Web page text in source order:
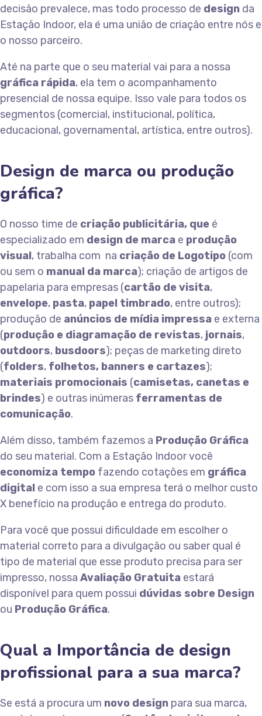
decisão prevalece, mas todo processo de design da
Estação Indoor, ela é uma união de criação entre nós e
o nosso parceiro.
Até na parte que o seu material vai para a nossa
gráfica rápida, ela tem o acompanhamento
presencial de nossa equipe. Isso vale para todos os
segmentos (comercial, institucional, política,
educacional, governamental, artística, entre outros).
Design de marca ou produção
gráfica?
O nosso time de criação publicitária, que é
especializado em design de marca e produção
visual, trabalha com na criação de Logotipo (com
ou sem o manual da marca); criação de artigos de
papelaria para empresas (cartão de visita,
envelope, pasta, papel timbrado, entre outros);
produção de anúncios de mídia impressa e externa
(produção e diagramação de revistas, jornais,
outdoors, busdoors); peças de marketing direto
(folders, folhetos, banners e cartazes);
materiais promocionais (camisetas, canetas e
brindes) e outras inúmeras ferramentas de
comunicação.
Além disso, também fazemos a Produção Gráfica
do seu material. Com a Estação Indoor você
economiza tempo fazendo cotações em gráfica
digital e com isso a sua empresa terá o melhor custo
X benefício na produção e entrega do produto.
Para você que possui dificuldade em escolher o
material correto para a divulgação ou saber qual é
tipo de material que esse produto precisa para ser
impresso, nossa Avaliação Gratuita estará
disponível para quem possui dúvidas sobre Design
ou Produção Gráfica.
Qual a Importância de design
profissional para a sua marca?
Se está a procura um novo design para sua marca,